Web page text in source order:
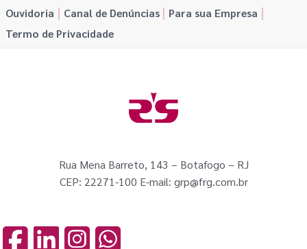
Ouvidoria
Canal de Denúncias
Para sua Empresa
Termo de Privacidade
Rua Mena Barreto, 143 – Botafogo – RJ
CEP: 22271-100 E-mail: grp@frg.com.br